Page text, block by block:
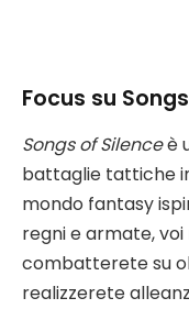
Focus su
Songs of Silenceè
battaglie tattiche
mondo fantasy
regni e armate,
combatterete su
realizzerete